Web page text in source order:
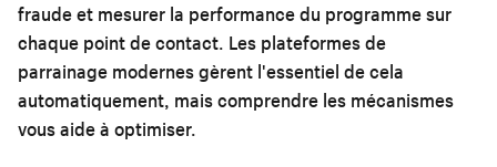
fraude et mesurer la performance du programme sur
chaque point de contact. Les plateformes de
parrainage modernes gèrent l'essentiel de cela
automatiquement, mais comprendre les mécanismes
vous aide à optimiser.